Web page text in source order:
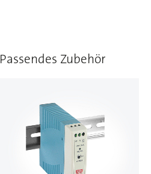
Passendes Zubehör